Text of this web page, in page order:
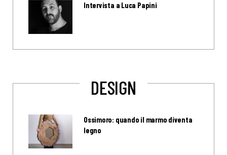
Intervista a Luca Papini
DESIGN
Ossimoro: quando il marmo diventa
legno